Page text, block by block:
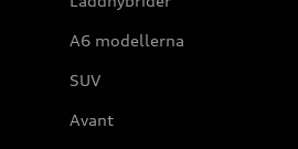
A6 modellerna
SUV
Avant